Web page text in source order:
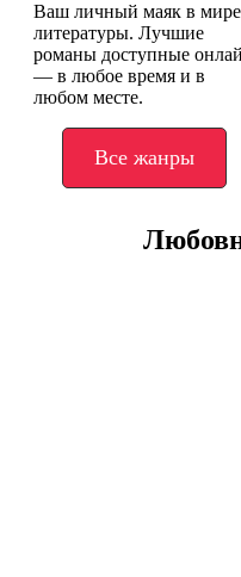
Ваш личный маяк в мире
литературы. Лучшие
романы доступные
— в любое время и в
любом месте.
Все жанры